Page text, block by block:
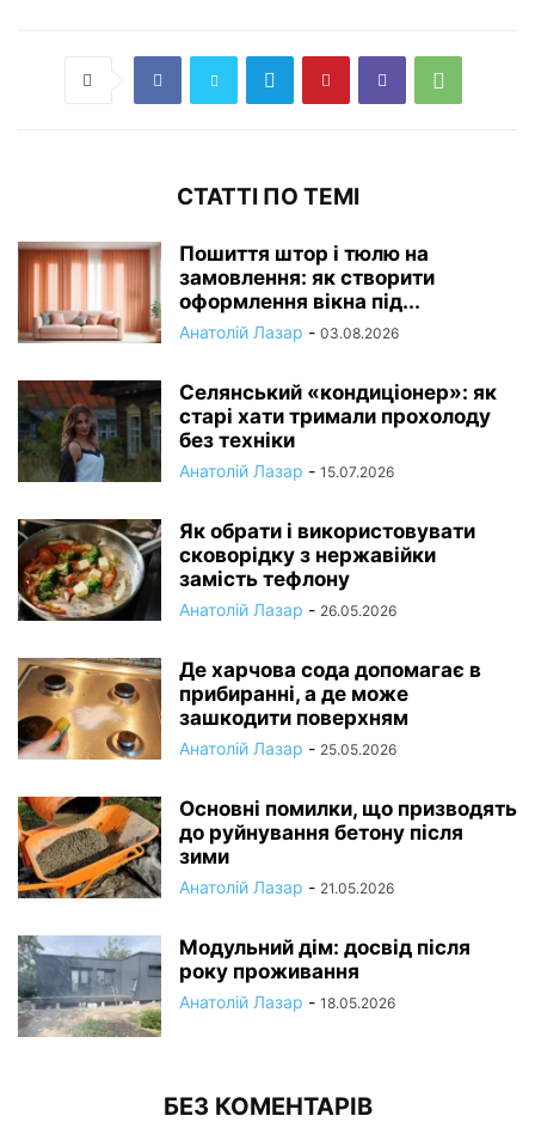
СТАТТІ ПО ТЕМІ
Пошиття штор і тюлю на
замовлення: як створити
оформлення вікна під...
Анатолій Лазар - 03.08.2026
Селянський «кондиціонер»: як
старі хати тримали прохолоду
без техніки
Анатолій Лазар - 15.07.2026
Як обрати і використовувати
сковорідку з нержавійки
замість тефлону
Анатолій Лазар - 26.05.2026
Де харчова сода допомагає в
прибиранні, а де може
зашкодити поверхням
Анатолій Лазар - 25.05.2026
Основні помилки, що призводять
до руйнування бетону після
зими
Анатолій Лазар - 21.05.2026
Модульний дім: досвід після
року проживання
Анатолій Лазар - 18.05.2026
БЕЗ КОМЕНТАРІВ